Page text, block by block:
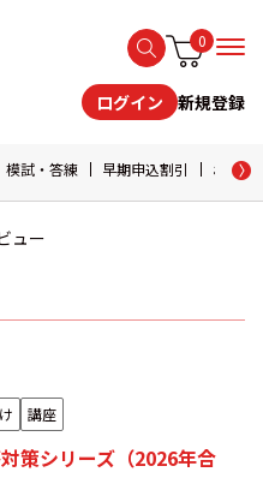
0
ログイン 新規登録
模試・答練 早期申込割引 おため
ュー
講座
策シリーズ（2026年合